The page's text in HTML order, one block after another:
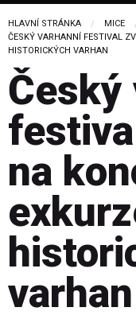
HLAVNÍ STRÁNKA
MICE
CURRENT:
ČESKÝ VARHANNÍ FESTIVAL
HISTORICKÝCH VARHAN
Český
na
varhan